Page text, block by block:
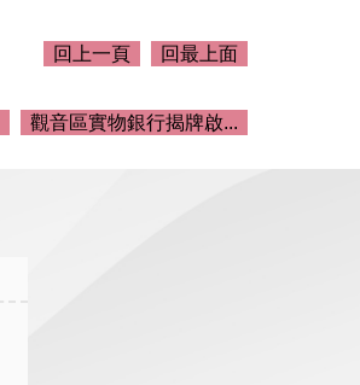
回上一頁 回最上面
觀音區實物銀行揭牌啟...